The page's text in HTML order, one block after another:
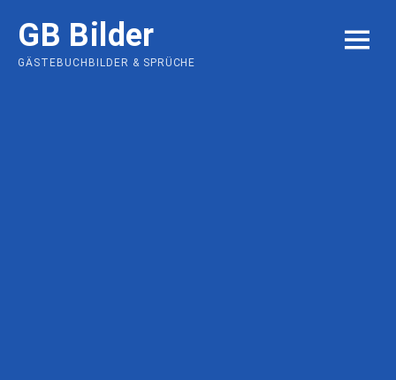
content
GB Bilder
GÄSTEBUCHBILDER & SPRÜCHE
MENU